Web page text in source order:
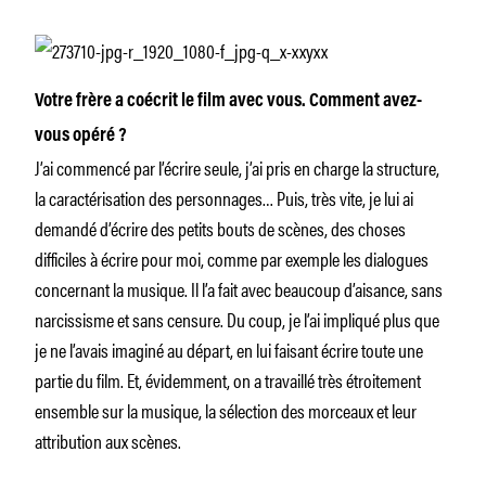
Votre frère a coécrit le film avec vous. Comment avez-
vous opéré ?
J’ai commencé par l’écrire seule, j’ai pris en charge la structure,
la caractérisation des personnages… Puis, très vite, je lui ai
demandé d’écrire des petits bouts de scènes, des choses
difficiles à écrire pour moi, comme par exemple les dialogues
concernant la musique. Il l’a fait avec beaucoup d’aisance, sans
narcissisme et sans censure. Du coup, je l’ai impliqué plus que
je ne l’avais imaginé au départ, en lui faisant écrire toute une
partie du film. Et, évidemment, on a travaillé très étroitement
ensemble sur la musique, la sélection des morceaux et leur
attribution aux scènes.